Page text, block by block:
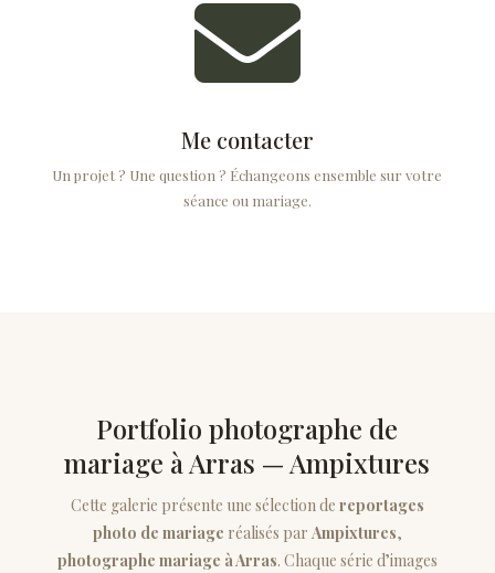

Me contacter
Un projet ? Une question ? Échangeons ensemble sur votre
séance ou mariage.
Portfolio photographe de
mariage à Arras — Ampixtures
Cette galerie présente une sélection de reportages
photo de mariage réalisés par Ampixtures,
photographe mariage à Arras. Chaque série d’images